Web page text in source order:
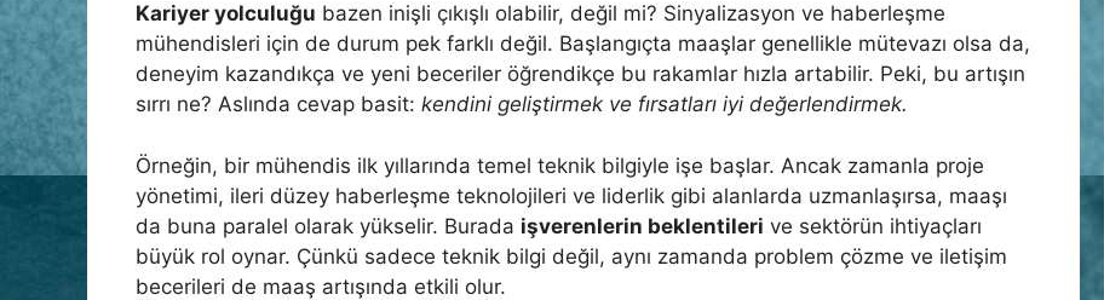
Kariyer yolculuğu bazen inişli çıkışlı olabilir, değil mi? Sinyalizasyon ve haberleşme
mühendisleri için de durum pek farklı değil. Başlangıçta maaşlar genellikle mütevazı olsa da,
deneyim kazandıkça ve yeni beceriler öğrendikçe bu rakamlar hızla artabilir. Peki, bu artışın
sırrı ne? Aslında cevap basit: kendini geliştirmek ve fırsatları iyi değerlendirmek.
Örneğin, bir mühendis ilk yıllarında temel teknik bilgiyle işe başlar. Ancak zamanla proje
yönetimi, ileri düzey haberleşme teknolojileri ve liderlik gibi alanlarda uzmanlaşırsa, maaşı
da buna paralel olarak yükselir. Burada işverenlerin beklentileri ve sektörün ihtiyaçları
büyük rol oynar. Çünkü sadece teknik bilgi değil, aynı zamanda problem çözme ve iletişim
becerileri de maaş artışında etkili olur.